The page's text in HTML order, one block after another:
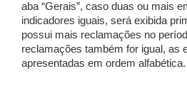
aba “Gerais”, caso duas ou mais
indicadores iguais, será exibida
possui mais reclamações no
reclamações também for igual, as
apresentadas em ordem alfabética.